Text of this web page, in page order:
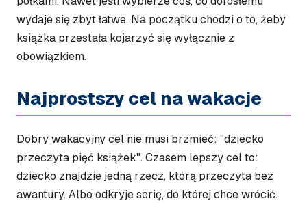
wydaje się zbyt łatwe. Na początku chodzi o to, żeby
książka przestała kojarzyć się wyłącznie z
obowiązkiem.
Najprostszy cel na wakacje
Dobry wakacyjny cel nie musi brzmieć: "dziecko
przeczyta pięć książek". Czasem lepszy cel to:
dziecko znajdzie jedną rzecz, którą przeczyta bez
awantury. Albo odkryje serię, do której chce wrócić.